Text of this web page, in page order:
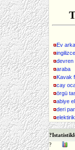
Ev
devren
araba
Kavak
cay
örgü
abiye
deri
?
?